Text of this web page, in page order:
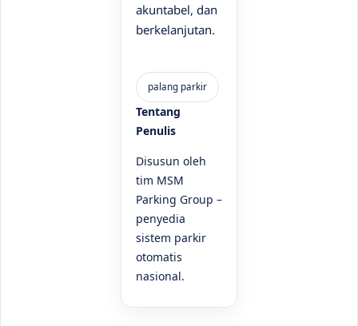
akuntabel, dan
berkelanjutan.
Tentang
Penulis
Disusun oleh
tim MSM
Parking Group –
penyedia
sistem parkir
otomatis
nasional.